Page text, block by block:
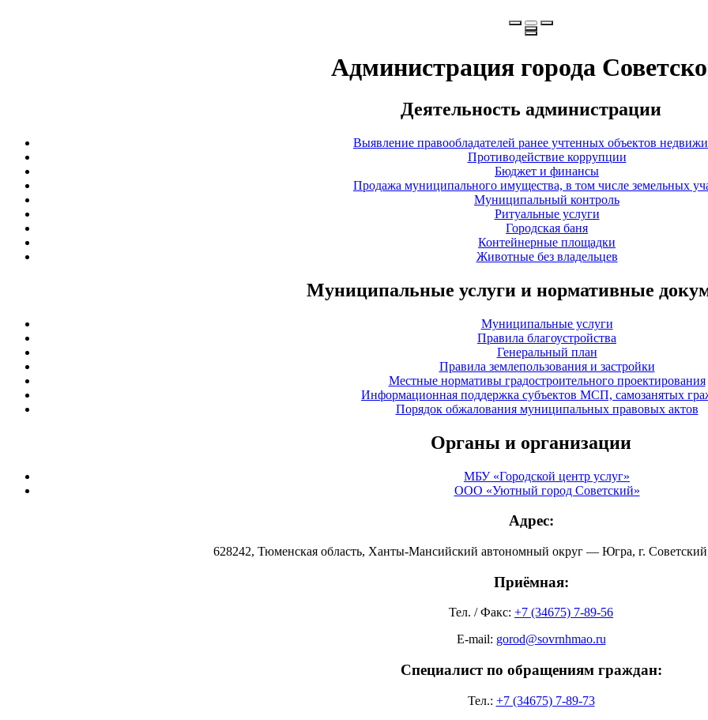
Администрация города
Деятельность администрации
Выявление правообладателей ранее учтенных объектов
Противодействие коррупции
Бюджет и финансы
Продажа муниципального имущества, в том числе земельных
Муниципальный контроль
Ритуальные услуги
Городская баня
Контейнерные площадки
Животные без владельцев
Муниципальные услуги и нормативные
Муниципальные услуги
Правила благоустройства
Генеральный план
Правила землепользования и застройки
Местные нормативы градостроительного проектирования
Информационная поддержка субъектов МСП, самозанятых
Порядок обжалования муниципальных правовых актов
Органы и организации
МБУ «Городской центр услуг»
ООО «Уютный город Советский»
Адрес:
628242, Тюменская область, Ханты-Мансийский автономный округ — Югра, г.
Приёмная:
Тел. / Факс: +7 (34675) 7-89-56
E-mail: gorod@sovrnhmao.ru
Специалист по обращениям граждан:
Тел.: +7 (34675) 7-89-73